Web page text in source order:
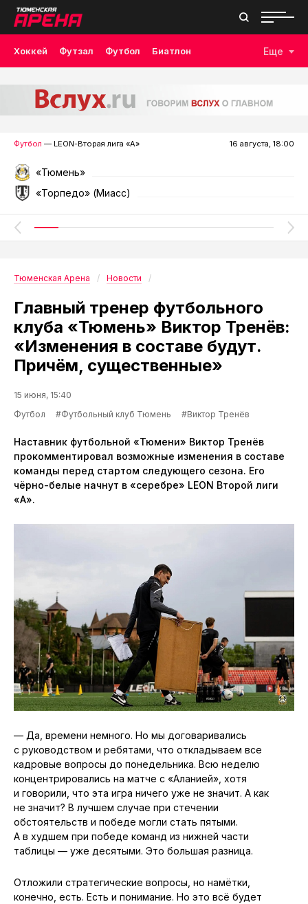
Хоккей Футзал Футбол Биатлон Еще
Футбол — LEON-Вторая лига «А» 16 августа, 18:00
«Тюмень»
«Торпедо» (Миасс)
Тюменская Арена Новости
Главный тренер футбольного
клуба «Тюмень» Виктор Тренёв:
«Изменения в составе будут.
Причём, существенные»
15 июня, 15:40
Футбол
#Футбольный клуб Тюмень #Виктор Тренёв
Наставник футбольной «Тюмени» Виктор Тренёв
прокомментировал возможные изменения в составе
команды перед стартом следующего сезона. Его
чёрно-белые начнут в «серебре» LEON Второй лиги
«А».
— Да, времени немного. Но мы договаривались
с руководством и ребятами, что откладываем все
кадровые вопросы до понедельника. Всю неделю
концентрировались на матче с «Аланией», хотя
и говорили, что эта игра ничего уже не значит. А как
не значит? В лучшем случае при стечении
обстоятельств и победе могли стать пятыми.
А в худшем при победе команд из нижней части
таблицы — уже десятыми. Это большая разница.
Отложили стратегические вопросы, но намётки,
конечно, есть. Есть и понимание. Но это всё будет